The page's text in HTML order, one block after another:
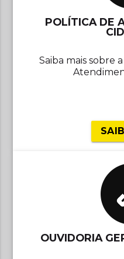
POLÍTICA DE
Saiba mais sobre
OUVIDORIA